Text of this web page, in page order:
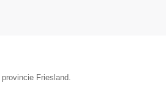
Friesland.